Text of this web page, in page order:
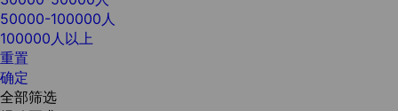
50000-100000人
100000人以上
重置
确定
全部筛选